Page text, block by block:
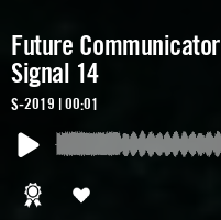
Future Communicator
Signal 14
S-2019 | 00:01